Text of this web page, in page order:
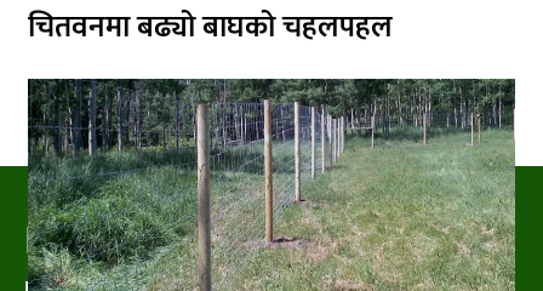
चितवनमा बढ्यो बाघको चहलपहल
PRAKRITIPRESS